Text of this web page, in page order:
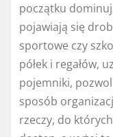
początku
pojawiają się
sportowe czy
półek i regałów,
pojemniki,
sposób
rzeczy, do